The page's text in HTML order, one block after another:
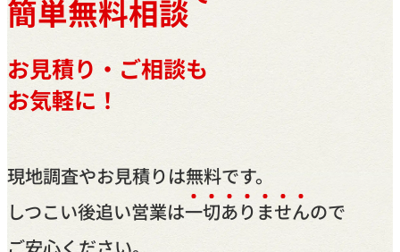
簡単無料相談
お見積り・ご相談も
お気軽に！
現地調査やお見積りは無料です。
しつこい後追い営業は一切あり ませんので
ご安心ください。